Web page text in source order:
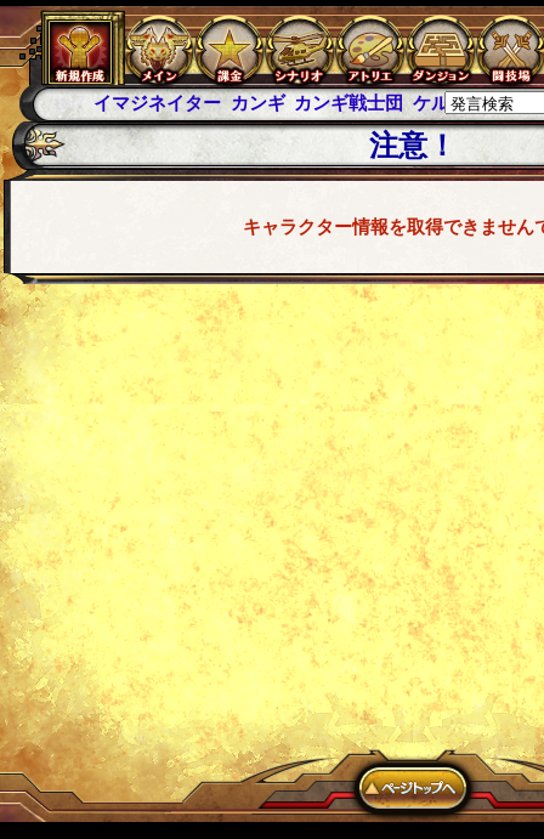
イマジネイター カンギ カンギ戦士団 ケルブレ ケルベロ
注意！
キャラクター情報を取得できません